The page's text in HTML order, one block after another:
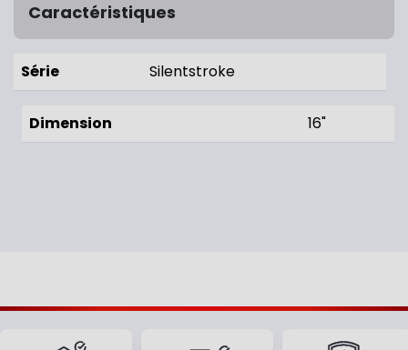
Caractéristiques
Série Silentstroke
Dimension 16"